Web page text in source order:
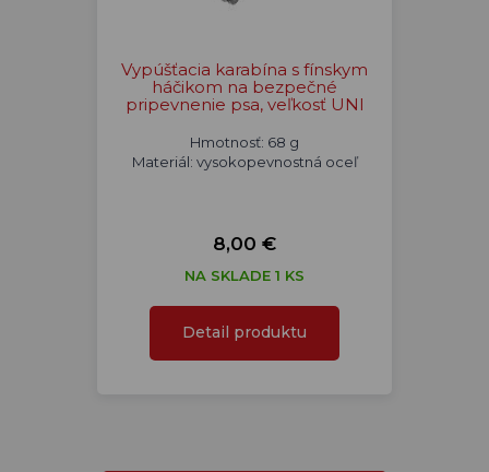
Vypúšťacia karabína s fínskym
háčikom na bezpečné
pripevnenie psa, veľkosť UNI
Hmotnosť: 68 g
Materiál: vysokopevnostná oceľ
8,00 €
NA SKLADE 1 KS
Detail produktu